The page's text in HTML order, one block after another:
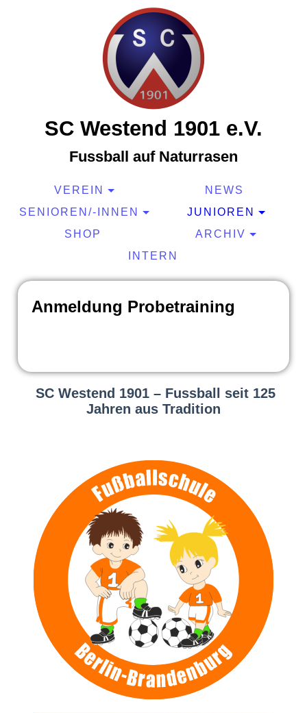
SC Westend 1901 e.V.
Fussball auf Naturrasen
VEREIN
NEWS
SENIOREN/-INNEN
JUNIOREN
SHOP
ARCHIV
INTERN
Anmeldung Probetraining
SC Westend 1901 – Fussball seit 125
Jahren aus Tradition